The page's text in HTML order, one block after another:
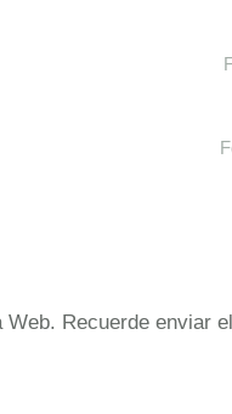
Recuerde enviar